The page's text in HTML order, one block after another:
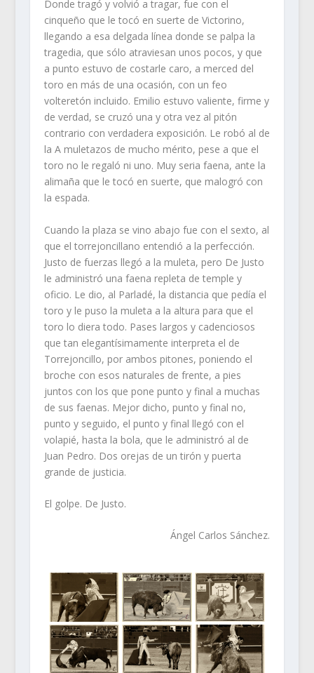
Donde tragó y volvió a tragar, fue con el
cinqueño que le tocó en suerte de Victorino,
llegando a esa delgada línea donde se palpa la
tragedia, que sólo atraviesan unos pocos, y que
a punto estuvo de costarle caro, a merced del
toro en más de una ocasión, con un feo
volteretón incluido. Emilio estuvo valiente, firme y
de verdad, se cruzó una y otra vez al pitón
contrario con verdadera exposición. Le robó al de
la A muletazos de mucho mérito, pese a que el
toro no le regaló ni uno. Muy seria faena, ante la
alimaña que le tocó en suerte, que malogró con
la espada.
Cuando la plaza se vino abajo fue con el sexto, al
que el torrejoncillano entendió a la perfección.
Justo de fuerzas llegó a la muleta, pero De Justo
le administró una faena repleta de temple y
oficio. Le dio, al Parladé, la distancia que pedía el
toro y le puso la muleta a la altura para que el
toro lo diera todo. Pases largos y cadenciosos
que tan elegantísimamente interpreta el de
Torrejoncillo, por ambos pitones, poniendo el
broche con esos naturales de frente, a pies
juntos con los que pone punto y final a muchas
de sus faenas. Mejor dicho, punto y final no,
punto y seguido, el punto y final llegó con el
volapié, hasta la bola, que le administró al de
Juan Pedro. Dos orejas de un tirón y puerta
grande de justicia.
El golpe. De Justo.
Ángel Carlos Sánchez.